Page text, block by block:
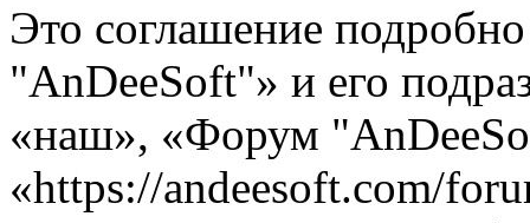
Это соглашение
"AnDeeSoft"» и его
«наш», «Форум
«https://andeesoft.com/